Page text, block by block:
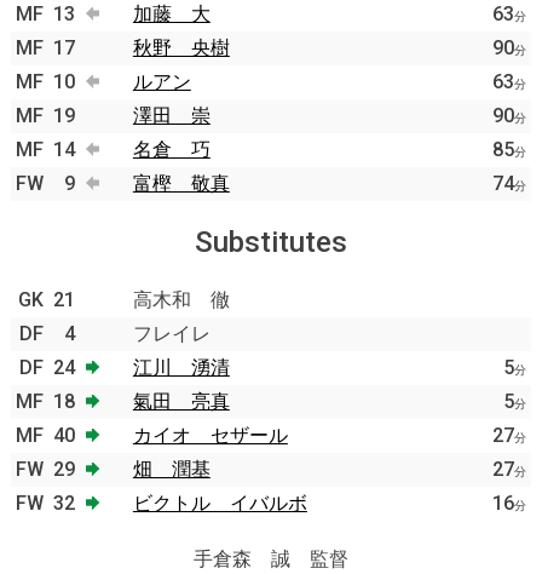
MF 13 加藤 大 63分
MF 17 秋野 央樹 90分
MF 10 ルアン 63分
MF 19 澤田 崇 90分
MF 14 名倉 巧 85分
FW 9 富樫 敬真 74分
Substitutes
GK 21
高木和 徹
DF
4
フレイレ
DF 24 江川 湧清 5分
MF 18 氣田 亮真 5分
MF 40 カイオ セザール 27分
FW 29 畑 潤基 27分
FW 32 ビクトル イバルボ 16分
手倉森 誠 監督